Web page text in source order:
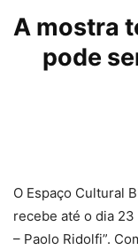
A mostra
pode
O Espaço Cultural
recebe até o dia 23
– Paolo Ridolfi”.